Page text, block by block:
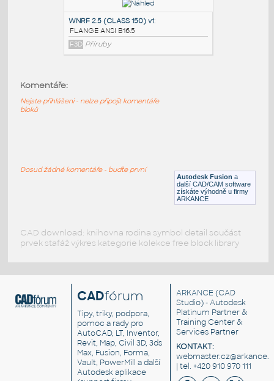
WNRF 5 (CLASS 150) v1
FLANGE ANSI B16.5
F3D Příruby
Příruby
Autodesk Fusion a
další CAD/CAM software
získáte výhodně u firmy
ARKANCE
Komentáře:
Nejste přihlášeni - nelze připojit komentáře
bloků
Dosud žádné komentáře - buďte první
CAD download: knihovna rodina symbol detail součást
prvek stafáž výkres kategorie kolekce free block library
CADfórum
Tipy, triky, podpora,
pomoc a rady pro
AutoCAD, LT, Inventor,
Revit, Map, Civil 3D, 3ds
Max, Fusion, Forma,
Vault, PowerMill a další
Autodesk aplikace
ARKANCE (CAD
Studio) - Autodesk
Platinum Partner &
Training Center &
Services Partner
KONTAKT:
| tel. +420 910 970 111